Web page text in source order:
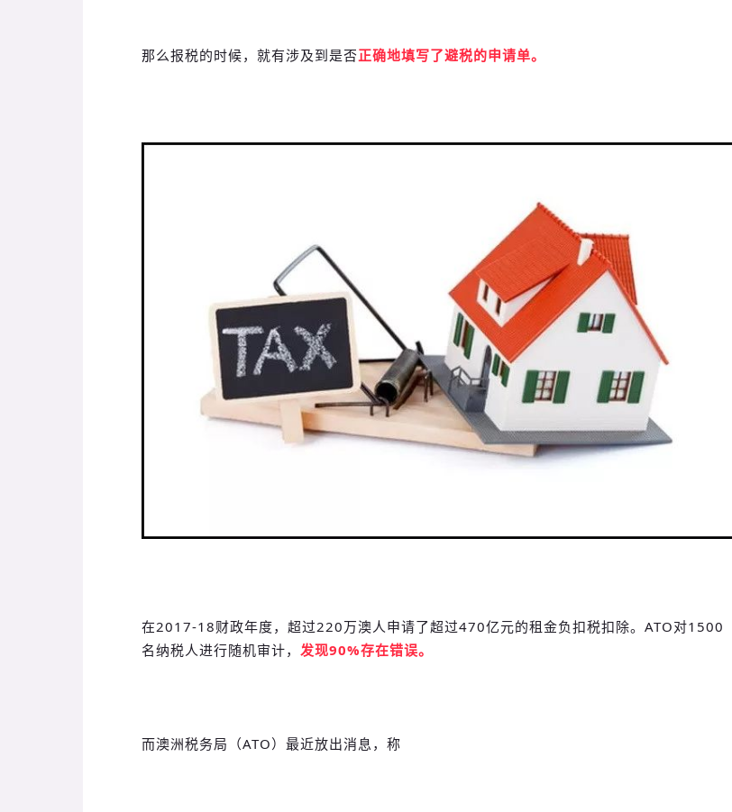
那么报税的时候，就有涉及到是否正确地填写了避税的申请单。
在2017-18财政年度，超过220万澳人申请了超过470亿元的租金负扣税扣除。ATO对1500
名纳税人进行随机审计， 发现90%存在错误。
而澳洲税务局（ATO）最近放出消息，称